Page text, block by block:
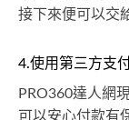
接下來便可以交
4.使用第三方支
PRO360達人網
可以安心付款有